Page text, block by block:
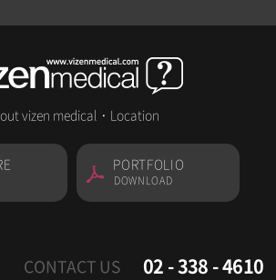
vizen medical · Location
PORTFOLIO
DOWNLOAD
CONTACT US 02 - 338 - 4610